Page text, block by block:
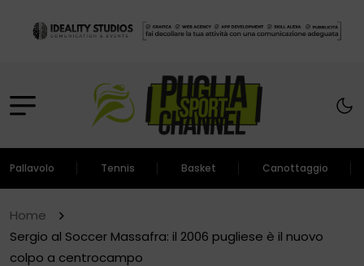
Pallavolo Tennis Basket Canottaggio
Home
Sergio al Soccer Massafra: il 2006 pugliese è il nuovo
colpo a centrocampo